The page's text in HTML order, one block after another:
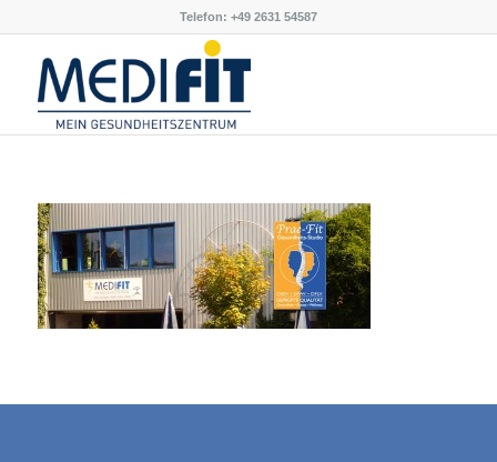
Telefon: +49 2631 54587